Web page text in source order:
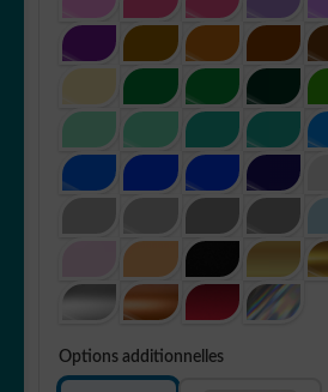
Options additionnelles